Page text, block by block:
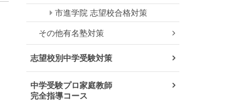
市進学院 志望校合格対策
その他有名塾対策
志望校別中学受験対策
中学受験プロ家庭教師
完全指導コース